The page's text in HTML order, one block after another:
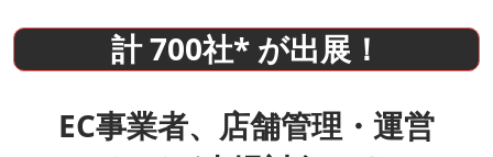
計 700社* が出展！
EC事業者、店舗管理・運営